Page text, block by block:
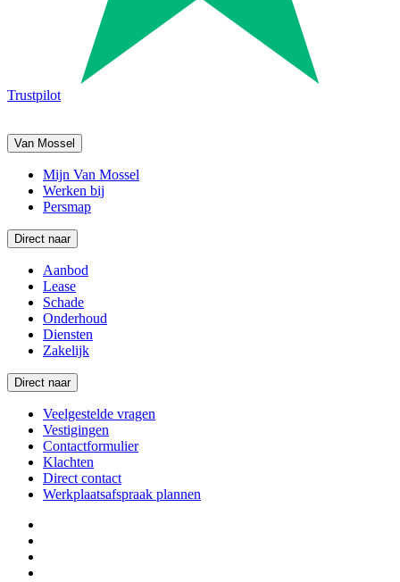
Trustpilot
Van Mossel
Mijn Van Mossel
Werken bij
Persmap
Direct naar
Aanbod
Lease
Schade
Onderhoud
Diensten
Zakelijk
Direct naar
Veelgestelde vragen
Vestigingen
Contactformulier
Klachten
Direct contact
Werkplaatsafspraak plannen